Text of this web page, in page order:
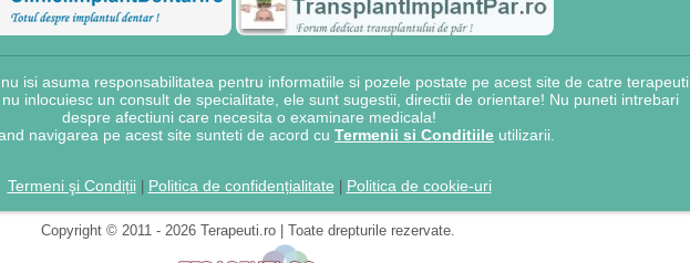
isi asuma responsabilitatea pentru informatiile si pozele postate pe acest site de catre terapeuti
inlocuiesc un consult de specialitate, ele sunt sugestii, directii de orientare! Nu puneti intrebari
despre afectiuni care necesita o examinare medicala!
navigarea pe acest site sunteti de acord cu Termenii si Conditiile utilizarii.
Termeni şi Condiții| Politica de confidențialitate Politica de cookie-uri
Copyright © 2011 - 2026 Terapeuti.ro | Toate drepturile rezervate.